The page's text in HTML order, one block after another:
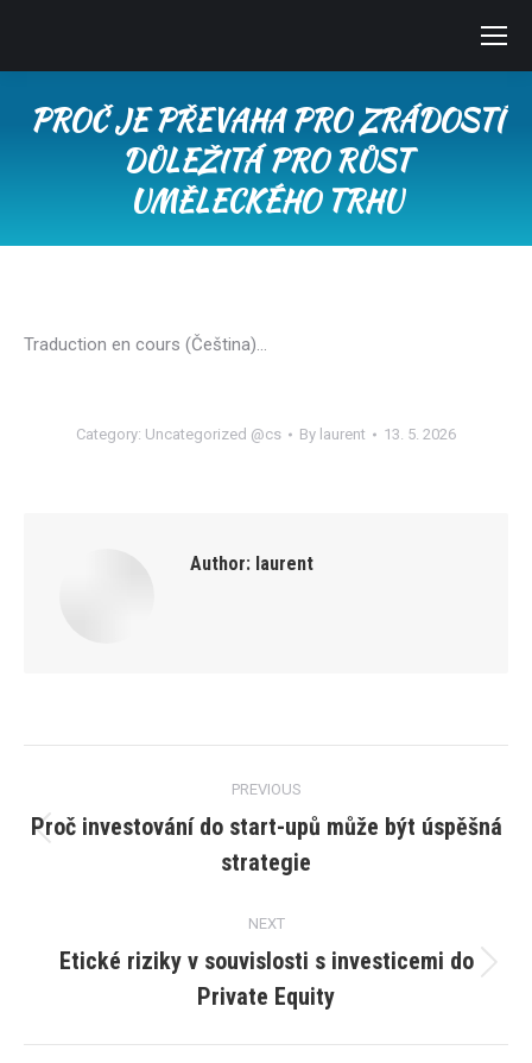
PROČ JE PŘEVAHA PRO ZRÁDOSTÍ
DŮLEŽITÁ PRO RŮST
UMĚLECKÉHO TRHU
Traduction en cours (Čeština)…
Category: Uncategorized @cs By laurent 13. 5. 2026
Author: laurent
navigation
PREVIOUS
Previous
post:
Proč investování do start-upů může být úspěšná
strategie
NEXT
post:
Etické riziky v souvislosti s investicemi do
Private Equity